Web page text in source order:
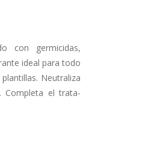
con ger­micidas,
ideal para todo
Neutraliza
Completa el trata­